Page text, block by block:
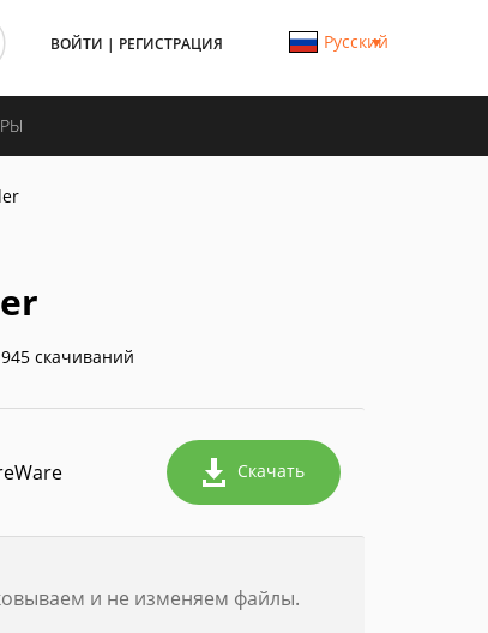
ВОЙТИ | РЕГИСТРАЦИЯ Русский
скачиваний
Скачать
и не изменяем файлы.